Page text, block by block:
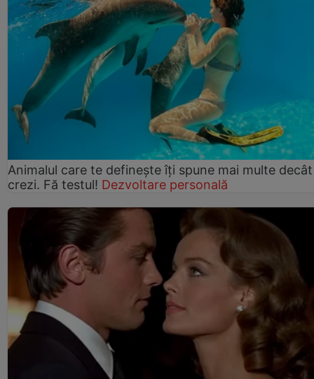
Animalul care te definește îți spune mai multe decât
crezi. Fă testul! Dezvoltare personală